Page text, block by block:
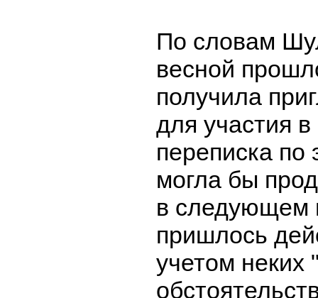
По словам
весной
получила
для участия
переписка по
могла бы
в следующем
пришлось
учетом неких